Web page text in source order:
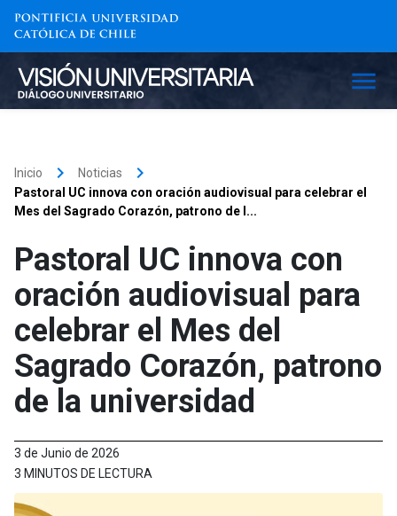
Inicio keyboard_arrow_right Noticias keyboard_arrow_right
Pastoral UC innova con oración audiovisual para celebrar el
Mes del Sagrado Corazón, patrono de l...
Pastoral UC innova con
oración audiovisual para
celebrar el Mes del
Sagrado Corazón, patrono
de la universidad
3 de Junio de 2026
3 MINUTOS DE LECTURA